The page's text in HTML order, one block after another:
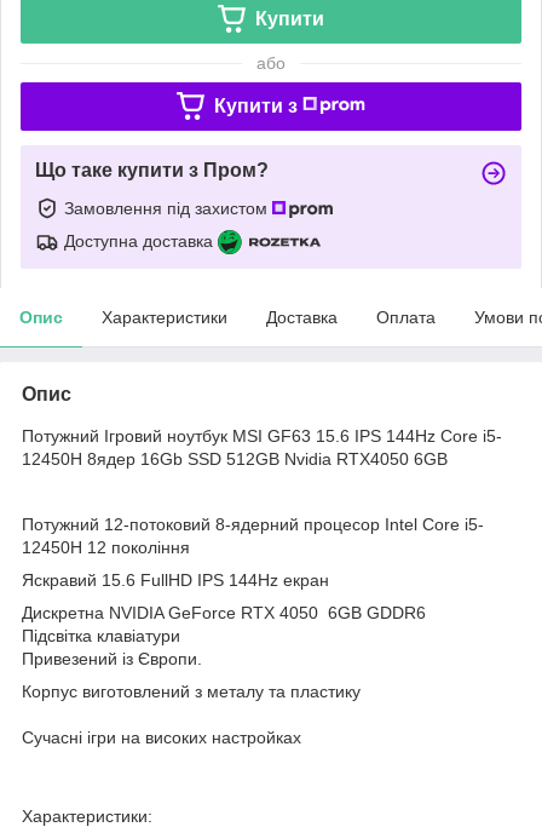
Купити
або
Купити з
Що таке купити з Пром?
Замовлення під захистом
Доступна доставка
Опис Характеристики Доставка Оплата Умови
Опис
Потужний Ігровий ноутбук MSI GF63 15.6 IPS 144Hz Core i5-
12450H 8ядер 16Gb SSD 512GB Nvidia RTX4050 6GB
Потужний 12-потоковий 8-ядерний процесор Intel Core i5-
12450H 12 покоління
Яскравий 15.6 FullHD IPS 144Hz екран
Дискретна NVIDIA GeForce RTX 4050 6GB GDDR6
Підсвітка клавіатури
Привезений із Європи.
Корпус виготовлений з металу та пластику
Сучасні ігри на високих настройках
Характеристики: